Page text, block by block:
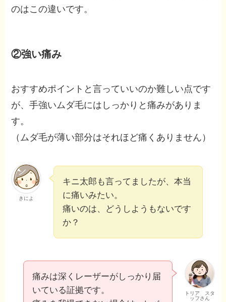
のはこの違いです。
②強い痛み
おすすめポイントと言っていいのか難しい点です
が、手強いムダ毛にはしっかりと痛みがありま
す。
（ムダ毛が薄い部分はそれほど痛くありません）
きによ
キニ太郎も言ってましたが、本当
に痛いみたい。
痛いのは、どうしようもないです
か？
トリア スタ
ッフさん
痛みは深くレーザーがしっかり届
いている証拠です。